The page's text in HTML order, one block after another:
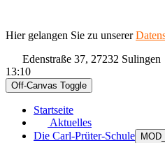
Hier gelangen Sie zu unserer
Edenstraße 37, 27232 Sulingen
13:10
Off-Canvas Toggle
Startseite
Aktuelles
Die Carl-Prüter-Schule